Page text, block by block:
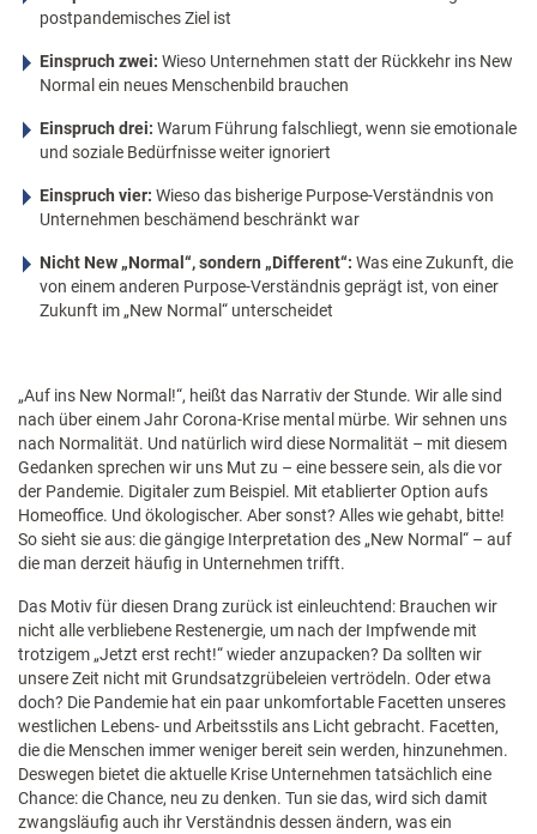
postpandemisches Ziel ist
Einspruch zwei: Wieso Unternehmen statt der Rückkehr ins New
Normal ein neues Menschenbild brauchen
Einspruch drei: Warum Führung falschliegt, wenn sie emotionale
und soziale Bedürfnisse weiter ignoriert
Einspruch vier: Wieso das bisherige Purpose-Verständnis von
Unternehmen beschämend beschränkt war
Nicht New „Normal“, sondern „Different“: Was eine Zukunft, die
von einem anderen Purpose-Verständnis geprägt ist, von einer
Zukunft im „New Normal“ unterscheidet
„Auf ins New Normal!“, heißt das Narrativ der Stunde. Wir alle sind
nach über einem Jahr Corona-Krise mental mürbe. Wir sehnen uns
nach Normalität. Und natürlich wird diese Normalität – mit diesem
Gedanken sprechen wir uns Mut zu – eine bessere sein, als die vor
der Pandemie. Digitaler zum Beispiel. Mit etablierter Option aufs
Homeoffice. Und ökologischer. Aber sonst? Alles wie gehabt, bitte!
So sieht sie aus: die gängige Interpretation des „New Normal“ – auf
die man derzeit häufig in Unternehmen trifft.
Das Motiv für diesen Drang zurück ist einleuchtend: Brauchen wir
nicht alle verbliebene Restenergie, um nach der Impfwende mit
trotzigem „Jetzt erst recht!“ wieder anzupacken? Da sollten wir
unsere Zeit nicht mit Grundsatzgrübeleien vertrödeln. Oder etwa
doch? Die Pandemie hat ein paar unkomfortable Facetten unseres
westlichen Lebens- und Arbeitsstils ans Licht gebracht. Facetten,
die die Menschen immer weniger bereit sein werden, hinzunehmen.
Deswegen bietet die aktuelle Krise Unternehmen tatsächlich eine
Chance: die Chance, neu zu denken. Tun sie das, wird sich damit
zwangsläufig auch ihr Verständnis dessen ändern, was ein